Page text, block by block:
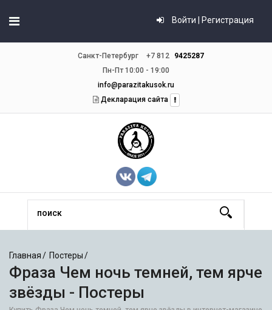
Войти | Регистрация
Санкт-Петербург +7 812
9425287
Пн-Пт 10:00 - 19:00
info@parazitakusok.ru
Декларация сайта
Главная Постеры
Фраза Чем ночь темней, тем ярче
звёзды - Постеры